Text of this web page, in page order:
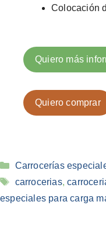
Colocación
Quiero más
Quiero comprar
Categorías
Carrocerías
Etiquetas
carrocerias,
especiales para carga